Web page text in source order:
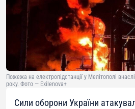
Пожежа на електропідстанції у Мелітополі
року. Фото — Exilenova+
Сили оборони України